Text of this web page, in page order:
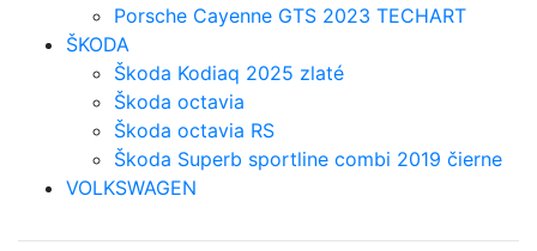
Porsche Cayenne GTS 2023 TECHART
ŠKODA
Škoda Kodiaq 2025 zlaté
Škoda octavia
Škoda octavia RS
Škoda Superb sportline combi 2019 čierne
VOLKSWAGEN